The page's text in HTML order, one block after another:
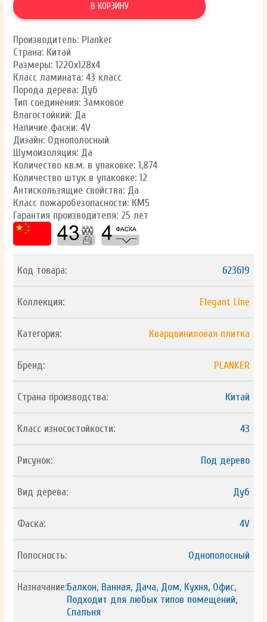
В КОРЗИНУ
Производитель: Planker
Страна: Китай
Размеры: 1220х128х4
Класс ламината: 43 класс
Порода дерева: Дуб
Тип соединения: Замковое
Влагостойкий: Да
Наличие фаски: 4V
Дизайн: Однополосный
Шумоизоляция: Да
Количество кв.м. в упаковке: 1,874
Количество штук в упаковке: 12
Антискользящие свойства: Да
Класс пожаробезопасности: КМ5
Гарантия производителя: 25 лет
Код товара: 623619
Коллекция: Elegant Line
Категория: Кварцвиниловая плитка
Бренд: PLANKER
Страна производства: Китай
Класс износостойкости: 43
Рисунок: Под дерево
Вид дерева: Дуб
Фаска: 4V
Полосность: Однополосный
Назначание:Балкон, Ванная, Дача, Дом, Кухня, Офис,
Подходит для любых типов помещений,
Спальня